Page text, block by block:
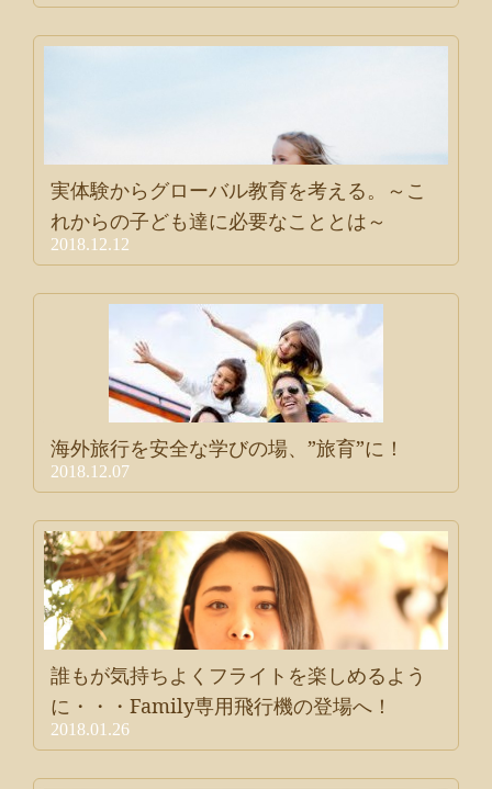
実体験からグローバル教育を考える。～こ
れからの子ども達に必要なこととは～
2018.12.12
海外旅行を安全な学びの場、”旅育”に！
2018.12.07
誰もが気持ちよくフライトを楽しめるよう
に・・・Family専用飛行機の登場へ！
2018.01.26